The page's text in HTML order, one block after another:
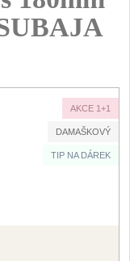
AKCE 1+1
DAMAŠKOVÝ
TIP NA DÁREK